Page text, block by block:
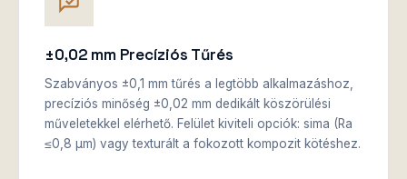
±0,02 mm Precíziós Tűrés
Szabványos ±0,1 mm tűrés a legtöbb alkalmazáshoz,
precíziós minőség ±0,02 mm dedikált köszörülési
műveletekkel elérhető. Felület kiviteli opciók: sima (Ra
≤0,8 μm) vagy texturált a fokozott kompozit kötéshez.